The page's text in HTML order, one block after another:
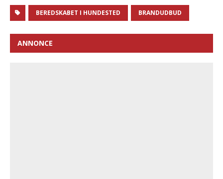
BEREDSKABET I HUNDESTED BRANDUDBUD
ANNONCE